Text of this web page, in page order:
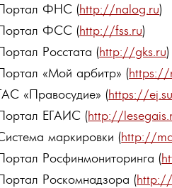
Портал ФНС (http://nalog.ru)
Портал ФСС (http://fss.ru)
Портал Росстата (http://gks.ru)
Портал «Мой арбитр» (https://
ГАС «Правосудие» (https://
Портал ЕГАИС (http://
маркировки (http://
Портал Росфинмониторинга (
Портал Роскомнадзора (